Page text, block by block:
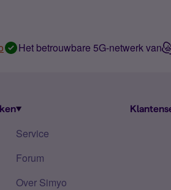
Het betrouwbare 5G-netwerk van
Service
Forum
Over Simyo